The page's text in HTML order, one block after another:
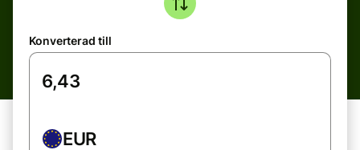
Konverterad till
EUR